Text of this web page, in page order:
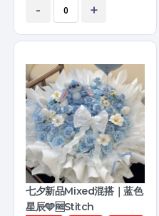
- +
七夕新品Mixed混搭｜蓝色
星辰🩵🆓Stitch